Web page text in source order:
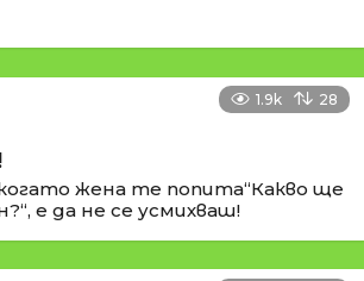
1.9k 28
жена те попита“Какво ще
е да не се усмихваш!